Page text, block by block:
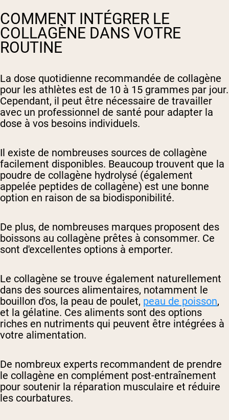
COMMENT INTÉGRER LE
COLLAGÈNE DANS VOTRE
ROUTINE
La dose quotidienne recommandée de collagène
pour les athlètes est de 10 à 15 grammes par jour.
Cependant, il peut être nécessaire de travailler
avec un professionnel de santé pour adapter la
dose à vos besoins individuels.
Il existe de nombreuses sources de collagène
facilement disponibles. Beaucoup trouvent que la
poudre de collagène hydrolysé (également
appelée peptides de collagène) est une bonne
option en raison de sa biodisponibilité.
De plus, de nombreuses marques proposent des
boissons au collagène prêtes à consommer. Ce
sont d'excellentes options à emporter.
Le collagène se trouve également naturellement
dans des sources alimentaires, notamment le
bouillon d'os, la peau de poulet, peau de poisson,
et la gélatine. Ces aliments sont des options
riches en nutriments qui peuvent être intégrées à
votre alimentation.
De nombreux experts recommandent de prendre
le collagène en complément post-entraînement
pour soutenir la réparation musculaire et réduire
les courbatures.